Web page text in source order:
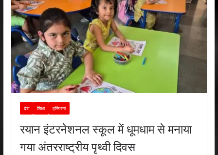
देश शिक्षा हरियाणा
रयान इंटरनेशनल स्कूल में धूमधाम से मनाया
गया अंतरराष्ट्रीय पृथ्वी दिवस